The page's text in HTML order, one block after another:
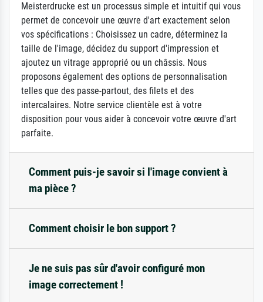
Meisterdrucke est un processus simple et intuitif qui vous
permet de concevoir une œuvre d'art exactement selon
vos spécifications : Choisissez un cadre, déterminez la
taille de l'image, décidez du support d'impression et
ajoutez un vitrage approprié ou un châssis. Nous
proposons également des options de personnalisation
telles que des passe-partout, des filets et des
intercalaires. Notre service clientèle est à votre
disposition pour vous aider à concevoir votre œuvre d'art
parfaite.
Comment puis-je savoir si l'image convient à
ma pièce ?
Comment choisir le bon support ?
Je ne suis pas sûr d'avoir configuré mon
image correctement !